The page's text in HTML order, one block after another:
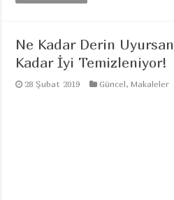
Ne Kadar Derin
Kadar İyi Temizleniyor!
28 Şubat 2019 Güncel,Makaleler